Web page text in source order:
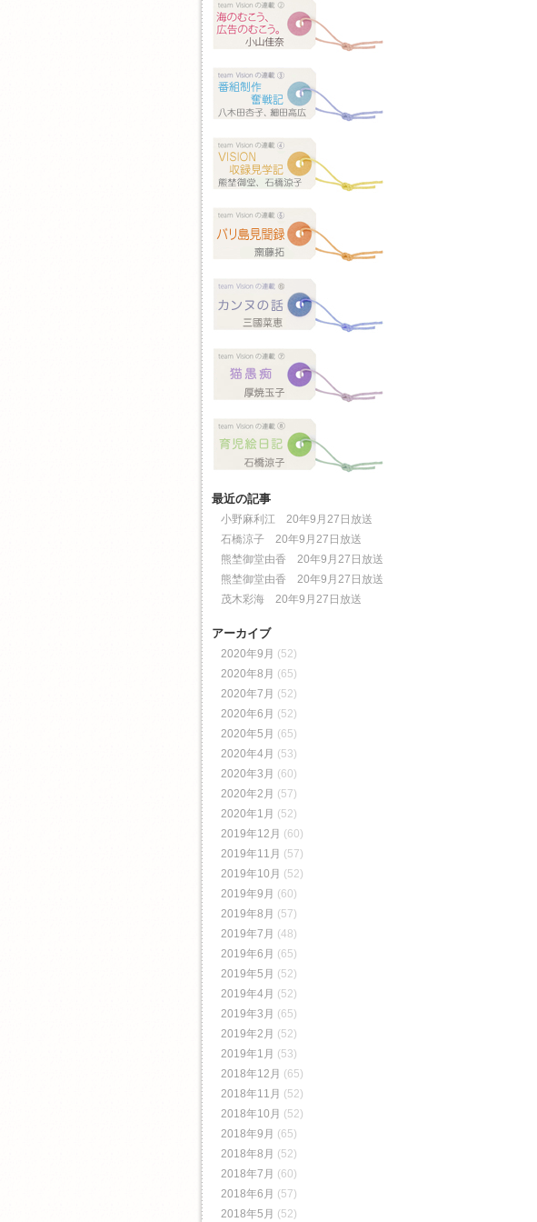
最近の記事
小野麻利江 20年9月27日放送
石橋涼子 20年9月27日放送
熊埜御堂由香 20年9月27日放送
熊埜御堂由香 20年9月27日放送
茂木彩海 20年9月27日放送
アーカイブ
2020年9月 (52)
2020年8月 (65)
2020年7月 (52)
2020年6月 (52)
2020年5月 (65)
2020年4月 (53)
2020年3月 (60)
2020年2月 (57)
2020年1月 (52)
2019年12月 (60)
2019年11月 (57)
2019年10月 (52)
2019年9月 (60)
2019年8月 (57)
2019年7月 (48)
2019年6月 (65)
2019年5月 (52)
2019年4月 (52)
2019年3月 (65)
2019年2月 (52)
2019年1月 (53)
2018年12月 (65)
2018年11月 (52)
2018年10月 (52)
2018年9月 (65)
2018年8月 (52)
2018年7月 (60)
2018年6月 (57)
2018年5月 (52)